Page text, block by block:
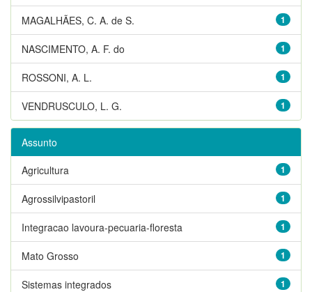
1
MAGALHÃES, C. A. de S.
1
NASCIMENTO, A. F. do
1
ROSSONI, A. L.
1
VENDRUSCULO, L. G.
Assunto
1
Agricultura
1
Agrossilvipastoril
1
Integracao lavoura-pecuaria-floresta
1
Mato Grosso
1
Sistemas integrados